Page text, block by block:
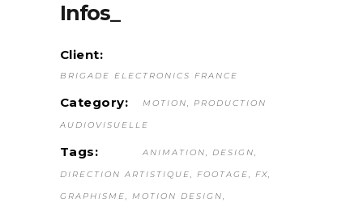
Infos_
Client:
BRIGADE ELECTRONICS FRANCE
Category: MOTION PRODUCTION
AUDIOVISUELLE
Tags: ANIMATION DESIGN
DIRECTION ARTISTIQUE FOOTAGE FX
GRAPHISME MOTION DESIGN